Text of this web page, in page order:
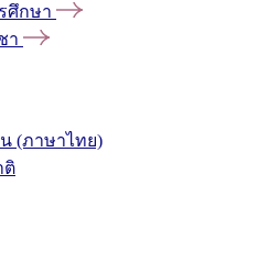
ศึกษา
า
(ภาษาไทย)
ติ